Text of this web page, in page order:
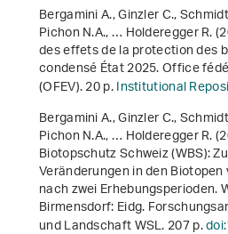
Bergamini A., Ginzler C.,
Pichon N.A., … Holderegger R.
des effets de la protection des
condensé État 2025. Office
(OFEV). 20 p.Institutional
Bergamini A., Ginzler C.,
Pichon N.A., … Holderegger R.
Biotopschutz Schweiz (WBS):
Veränderungen in den
nach zwei Erhebungsperioden.
Birmensdorf: Eidg.
und Landschaft WSL. 207 p.